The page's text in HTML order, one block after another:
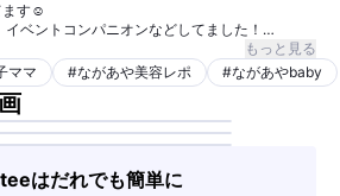
ます☺︎
ベントコンパニオンなどしてました！
もっと見る
ママ #ながあや美容レポ #ながあやbaby
はだれでも簡単に